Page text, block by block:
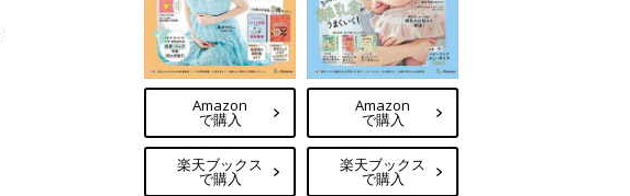
Amazon
で購入
楽天ブックス
で購入
Amazon
で購入
楽天ブックス
で購入